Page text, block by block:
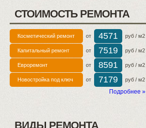
СТОИМОСТЬ РЕМОНТА
Косметический ремонт от 4571 руб / м2
Капитальный ремонт от 7519 руб / м2
Евроремонт от 8591 руб / м2
Новостройка под ключ от 7179 руб / м2
Подробнее »
ВИДЫ РЕМОНТА